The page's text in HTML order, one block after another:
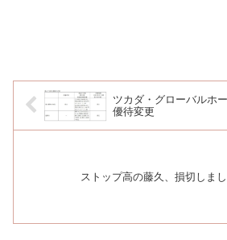
ツカダ・グローバルホ
優待変更
ストップ高の藤久、損切しまし